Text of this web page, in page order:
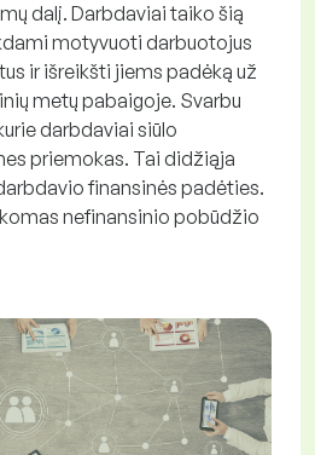
dalį. Darbdaviai taiko šią
motyvuoti darbuotojus
ir išreikšti jiems padėką už
metų pabaigoje. Svarbu
darbdaviai siūlo
priemokas. Tai didžiąja
finansinės padėties.
nefinansinio pobūdžio